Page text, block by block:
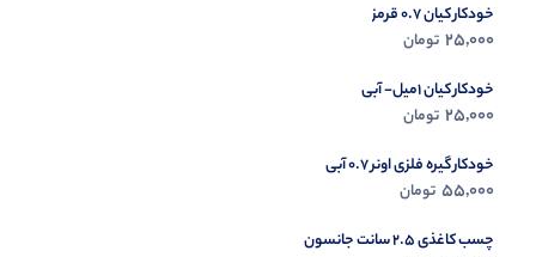
خودکار کیان 0.7 قرمز
25,000 تومان
خودکار کیان 1میل- آبی
25,000 تومان
خودکار گیره فلزی اونر 0.7 آبی
55,000 تومان
چسب کاغذی 2.5 سانت جانسون